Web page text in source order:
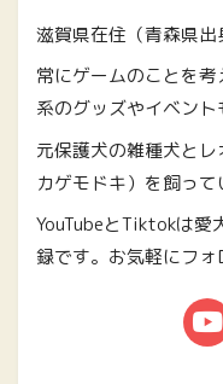
滋賀県在住（青森県
常にゲームのことを
系のグッズやイベント
元保護犬の雑種犬と
カゲモドキ）を飼って
YouTubeとTiktokは愛
録です。お気軽にフ